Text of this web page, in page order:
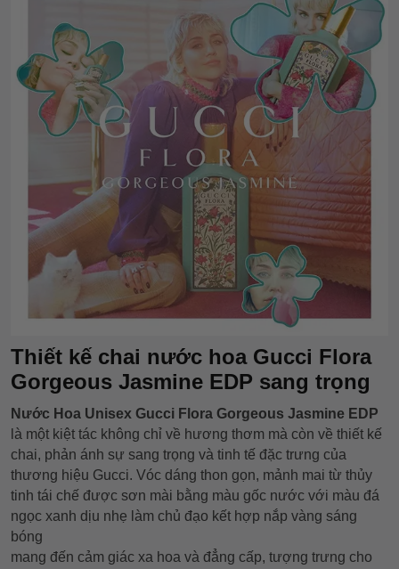
Thiết kế chai nước hoa Gucci Flora
Gorgeous Jasmine EDP sang trọng
Nước Hoa Unisex Gucci Flora Gorgeous Jasmine EDP
là một kiệt tác không chỉ về hương thơm mà còn về thiết kế
chai, phản ánh sự sang trọng và tinh tế đặc trưng của
thương hiệu Gucci. Vóc dáng thon gọn, mảnh mai từ thủy
tinh tái chế được sơn mài bằng màu gốc nước với màu đá
ngọc xanh dịu nhẹ làm chủ đạo kết hợp nắp vàng sáng
bóng
mang đến cảm giác xa hoa và đẳng cấp, tượng trưng cho